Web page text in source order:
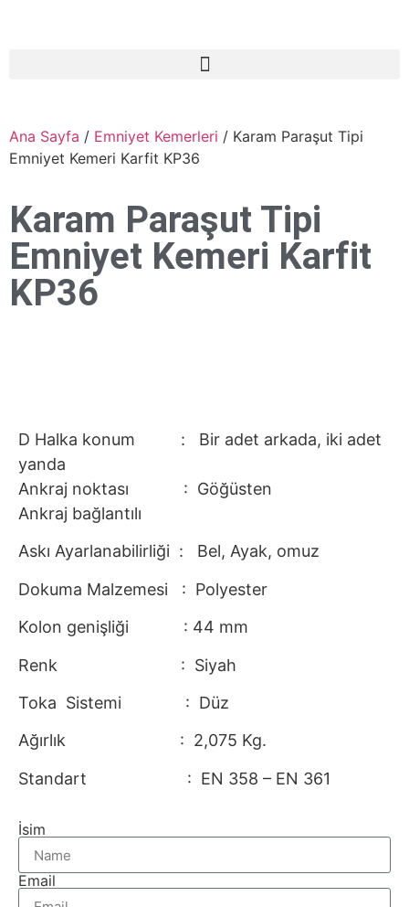
Ana Sayfa / Emniyet Kemerleri / Karam Paraşut Tipi
Emniyet Kemeri Karfit KP36
Karam Paraşut Tipi
Emniyet Kemeri Karfit
KP36
D Halka konum : Bir adet arkada, iki adet
yanda
Ankraj noktası : Göğüsten
Ankraj bağlantılı
Askı Ayarlanabilirliği : Bel, Ayak, omuz
Dokuma Malzemesi : Polyester
Kolon genişliği : 44 mm
Renk : Siyah
Toka Sistemi : Düz
Ağırlık : 2,075 Kg.
Standart : EN 358 – EN 361
İsim
Email